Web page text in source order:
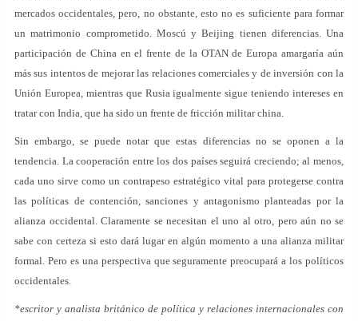
mercados occidentales, pero, no obstante, esto no es suficiente para formar
un matrimonio comprometido. Moscú y Beijing tienen diferencias. Una
participación de China en el frente de la OTAN de Europa amargaría aún
más sus intentos de mejorar las relaciones comerciales y de inversión con la
Unión Europea, mientras que Rusia igualmente sigue teniendo intereses en
tratar con India, que ha sido un frente de fricción militar china.
Sin embargo, se puede notar que estas diferencias no se oponen a la
tendencia. La cooperación entre los dos países seguirá creciendo; al menos,
cada uno sirve como un contrapeso estratégico vital para protegerse contra
las políticas de contención, sanciones y antagonismo planteadas por la
alianza occidental. Claramente se necesitan el uno al otro, pero aún no se
sabe con certeza si esto dará lugar en algún momento a una alianza militar
formal. Pero es una perspectiva que seguramente preocupará a los políticos
occidentales.
*escritor y analista británico de política y relaciones internacionales con